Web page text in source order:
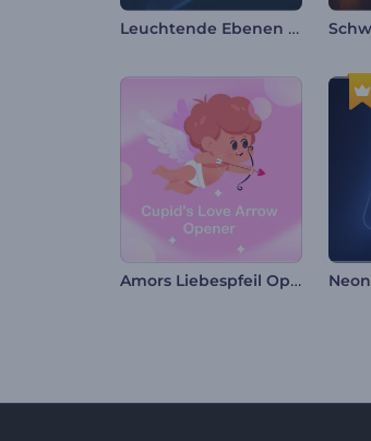
Leuchtende Ebenen Logo Reveal
Amors Liebespfeil Opener